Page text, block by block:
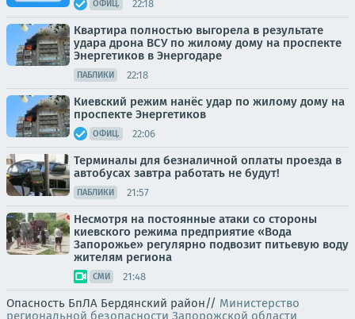
ОФИЦ. 22:18
Квартира полностью выгорела в результате
удара дрона ВСУ по жилому дому на проспекте
Энергетиков в Энергодаре
ПАБЛИКИ 22:18
Киевский режим нанёс удар по жилому дому на
проспекте Энергетиков
ОФИЦ. 22:06
Терминалы для безналичной оплаты проезда в
автобусах завтра работать не будут!
ПАБЛИКИ 21:57
Несмотря на постоянные атаки со стороны
киевского режима предприятие «Вода
Запорожье» регулярно подвозит питьевую воду
жителям региона
СМИ 21:48
Опасность БпЛА Бердянский район// Министерство
региональной безопасности Запорожской области